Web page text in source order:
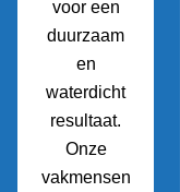
voor een
duurzaam
en
waterdicht
resultaat.
Onze
vakmensen